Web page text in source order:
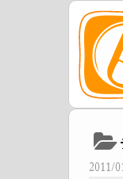
2011/